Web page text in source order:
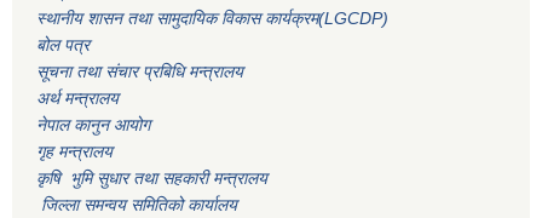
स्थानीय शासन तथा सामुदायिक विकास कार्यक्रम(LGCDP)
बोल पत्र
सूचना तथा संचार प्रबिधि मन्त्रालय
अर्थ मन्त्रालय
नेपाल कानुन आयोग
गृह मन्त्रालय
कृषि भुमि सुधार तथा सहकारी मन्त्रालय
जिल्ला समन्वय समितिको कार्यालय